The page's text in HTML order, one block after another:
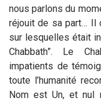
nous parlons du
réjouit de sa part… Il
sur lesquelles était
Chabbath”. Le
impatients de
toute l’humanité
Nom est Un, et nul